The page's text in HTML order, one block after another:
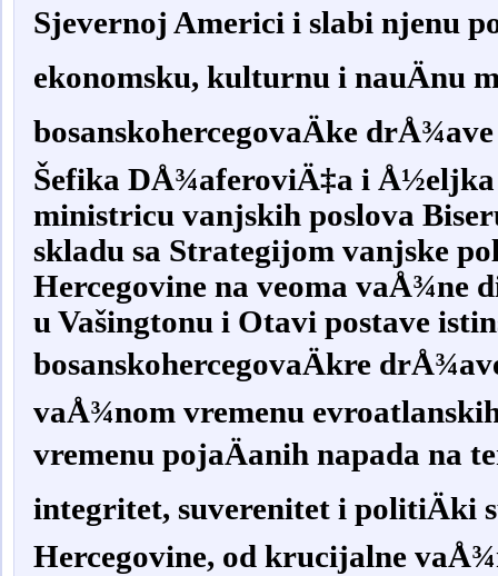
Sjevernoj Americi i slabi njenu
ekonomsku, kulturnu i nauÄnu
bosanskohercegovaÄke
Šefika DÅ¾aferoviÄ‡a i
ministricu vanjskih poslova
skladu sa Strategijom vanjske
Hercegovine na veoma vaÅ¾ne
u Vašingtonu i Otavi postave
bosanskohercegovaÄkre
vaÅ¾nom vremenu
vremenu pojaÄanih napada na
integritet, suverenitet i politiÄki
Hercegovine, od krucijalne